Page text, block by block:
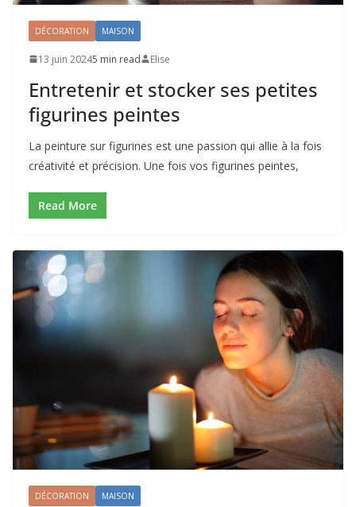
DÉCORATION MAISON
13 juin 20245 min read Elise
Entretenir et stocker ses petites
figurines peintes
La peinture sur figurines est une passion qui allie à la fois
créativité et précision. Une fois vos figurines peintes,
Read More
DÉCORATION MAISON